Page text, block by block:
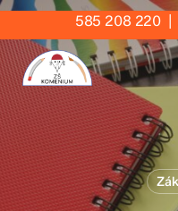
Skip
main
content
585 208 220 |